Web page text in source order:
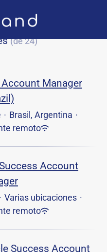
(de 24)
Manager
· Brasil, Argentina ·
remoto
Account
· Varias ubicaciones ·
remoto
Success Account